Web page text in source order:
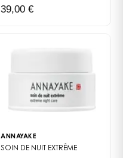
39,00 €
ANNAYAKE
SOIN DE NUIT EXTRÊME